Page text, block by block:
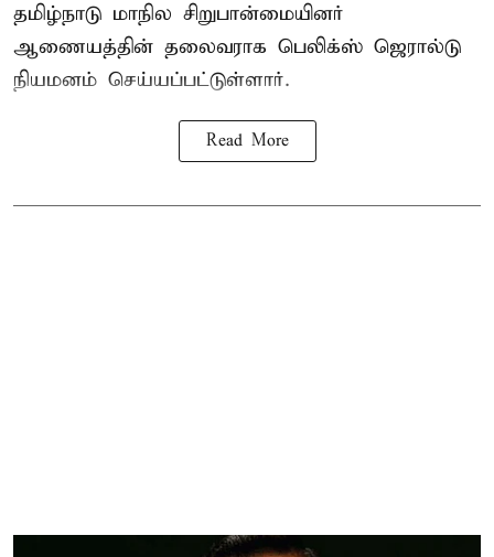
தமிழ்நாடு மாநில சிறுபான்மையினர்
ஆணையத்தின் தலைவராக பெலிக்ஸ் ஜெரால்டு
நியமனம் செய்யப்பட்டுள்ளார்.
Read More